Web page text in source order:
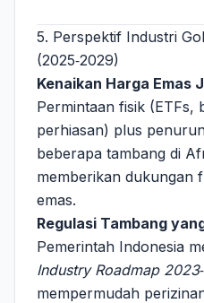
5. Perspektif Industri
(2025‑2029)
Kenaikan Harga Emas
Permintaan fisik (ETFs,
perhiasan) plus
beberapa tambang di
memberikan dukungan
emas.
Regulasi Tambang
Pemerintah Indonesia
Industry Roadmap
mempermudah